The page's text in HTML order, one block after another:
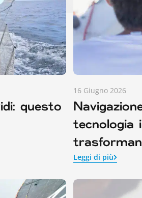
questo
16 Giugno 2026
tecnologia
Leggi di più